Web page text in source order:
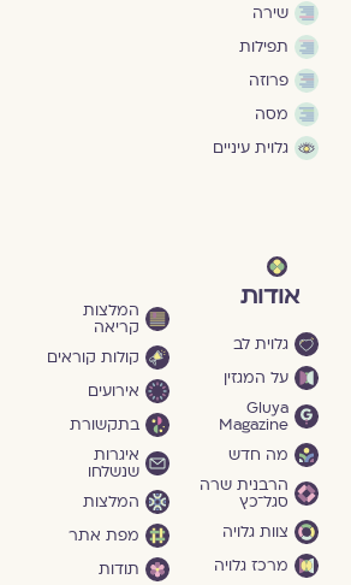
שירה
תפילות
פרוזה
מסה
גלוית עיניים
אודות
גלוית לב
על המגזין
Gluya
Magazine
מה חדש
הרבנית שרה
סגל־כץ
צוות גלויה
מרכז גלויה
המלצות
קריאה
קולות קוראים
אירועים
בתקשורת
איגרות
שנשלחו
המלצות
מפת אתר
תודות